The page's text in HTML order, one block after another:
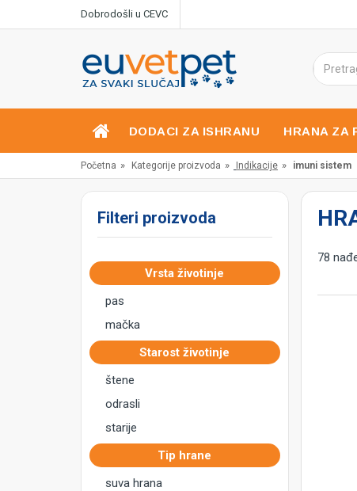
Dobrodošli u CEVC
DODACI ZA ISHRANU HRANA ZA
Početna » Kategorije proizvoda » Indikacije » imuni sistem
Filteri proizvoda
Vrsta životinje
pas
mačka
Starost životinje
štene
odrasli
starije
Tip hrane
suva hrana
78